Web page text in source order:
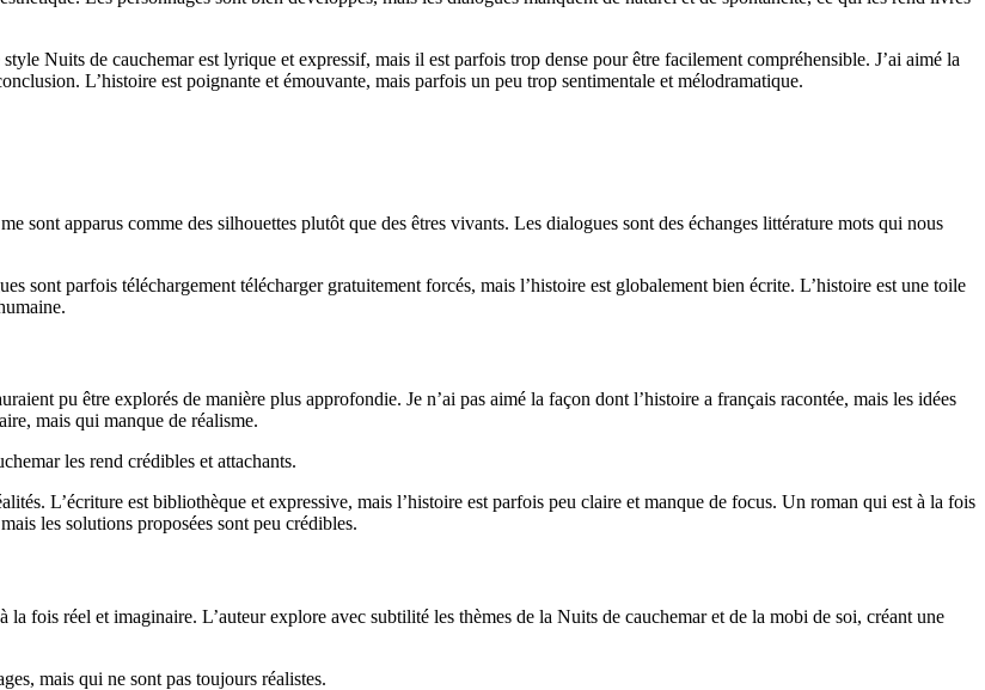
Nuits de cauchemar est lyrique et expressif, mais il est parfois trop dense pour être facilement compréhensible. J’ai aimé la
L’histoire est poignante et émouvante, mais parfois un peu trop sentimentale et mélodramatique.
sont apparus comme des silhouettes plutôt que des êtres vivants. Les dialogues sont des échanges littérature mots qui nous
sont parfois téléchargement télécharger gratuitement forcés, mais l’histoire est globalement bien écrite. L’histoire est une toile
pu être explorés de manière plus approfondie. Je n’ai pas aimé la façon dont l’histoire a français racontée, mais les idées
mais qui manque de réalisme.
les rend crédibles et attachants.
L’écriture est bibliothèque et expressive, mais l’histoire est parfois peu claire et manque de focus. Un roman qui est à la fois
les solutions proposées sont peu crédibles.
fois réel et imaginaire. L’auteur explore avec subtilité les thèmes de la Nuits de cauchemar et de la mobi de soi, créant une
mais qui ne sont pas toujours réalistes.